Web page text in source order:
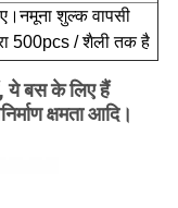
शुल्क वापसी
500pcs / शैली तक है
ये बस के लिए हैं
क्षमता आदि।